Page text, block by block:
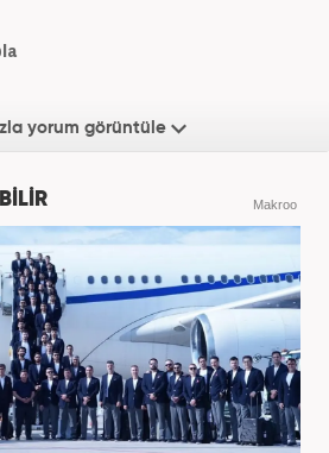
yorum görüntüle
Makroo